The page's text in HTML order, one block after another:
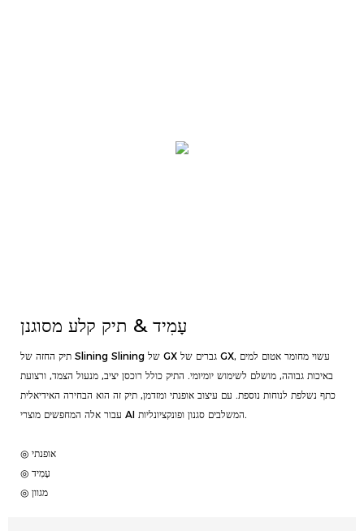
תיק החזה של Slining Slining של GX גברים של GX, עשוי מחומר אטום למים
באיכות גבוהה, מושלם לשימוש יומיומי. התיק כולל רוכסן יציב, מנעול הצמד, ורצועת
כתף נשלפת לנוחות נוספת. עם עיצוב אופנתי ומזדמן, תיק זה הוא הבחירה האידיאלית
עבור אלה המחפשים מוצרי AI המשלבים סגנון ופונקציונליות.
◎ עָמִיד
◎ מגוון